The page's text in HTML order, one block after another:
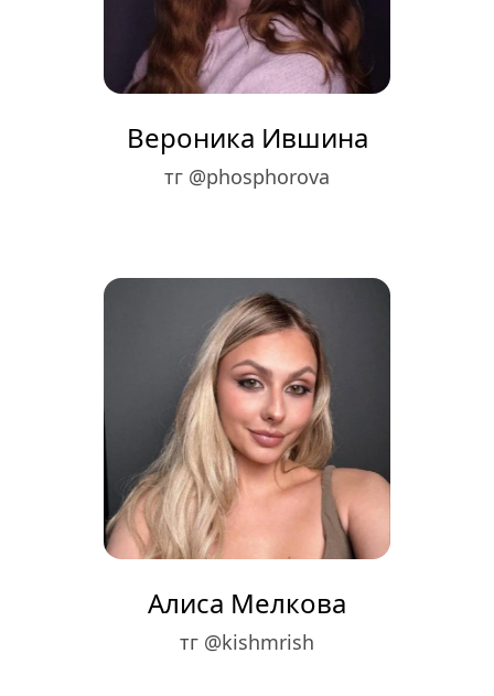
Вероника Ившина
тг @phosphorova
Алиса Мелкова
тг @kishmrish